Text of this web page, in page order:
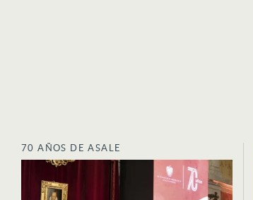
70 AÑOS DE ASALE